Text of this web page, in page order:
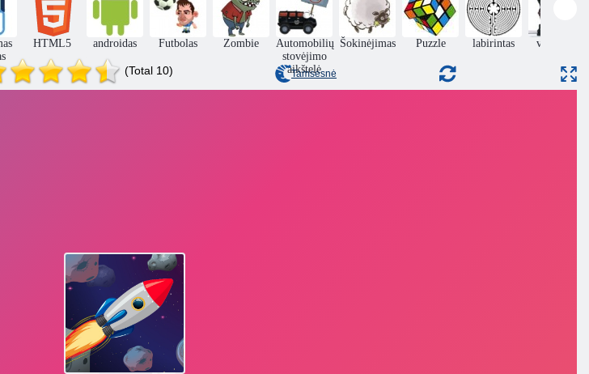
Mochi Go FLOPPO
Drakono
kiaušinio
katapulta
Spalvos
brūkšnys
Bakstelėkite
HTML5 androidas Futbolas Zombie
Automobilių
stovėjimo
aikštelė
Šokinėjimas Puzzle labirintas veiksmas
(Total 10) Tamsesnė